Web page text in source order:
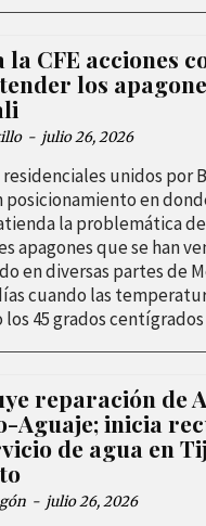
la CFE acciones
los
- julio 26, 2026
residenciales unidos por
en
la problemática
apagones que se han
en diversas partes de
cuando las
45 grados centígrados
reparación de
Aguaje; inicia
de agua en
- julio 26, 2026